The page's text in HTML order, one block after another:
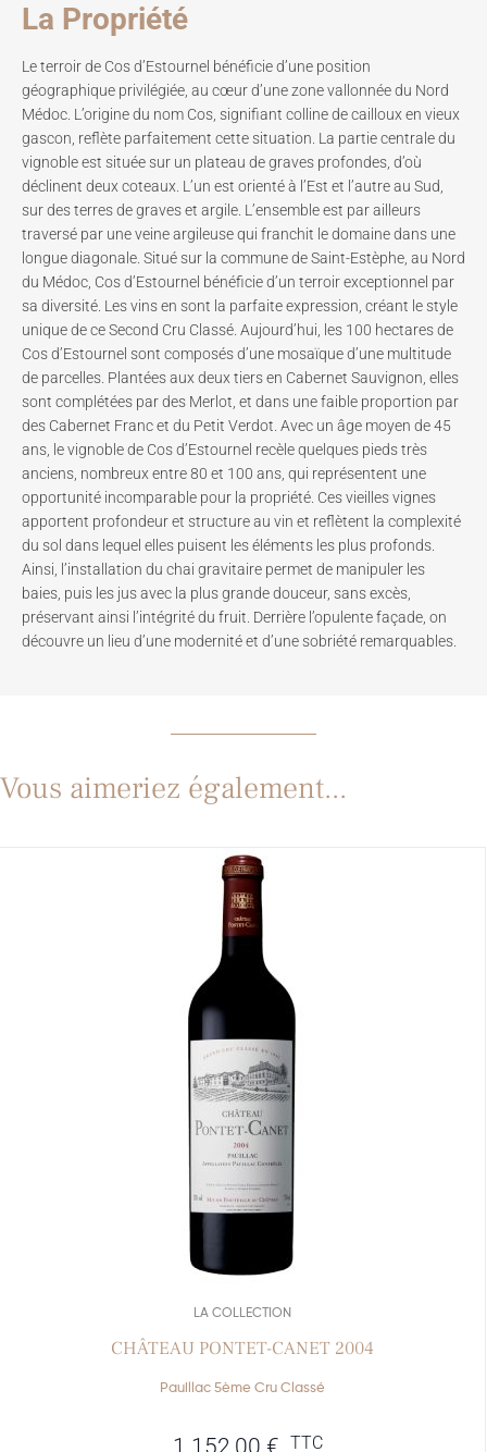
La Propriété
Le terroir de Cos d’Estournel bénéficie d’une position
géographique privilégiée, au cœur d’une zone vallonnée du Nord
Médoc. L’origine du nom Cos, signifiant colline de cailloux en vieux
gascon, reflète parfaitement cette situation. La partie centrale du
vignoble est située sur un plateau de graves profondes, d’où
déclinent deux coteaux. L’un est orienté à l’Est et l’autre au Sud,
sur des terres de graves et argile. L’ensemble est par ailleurs
traversé par une veine argileuse qui franchit le domaine dans une
longue diagonale. Situé sur la commune de Saint-Estèphe, au Nord
du Médoc, Cos d’Estournel bénéficie d’un terroir exceptionnel par
sa diversité. Les vins en sont la parfaite expression, créant le style
unique de ce Second Cru Classé. Aujourd’hui, les 100 hectares de
Cos d’Estournel sont composés d’une mosaïque d’une multitude
de parcelles. Plantées aux deux tiers en Cabernet Sauvignon, elles
sont complétées par des Merlot, et dans une faible proportion par
des Cabernet Franc et du Petit Verdot. Avec un âge moyen de 45
ans, le vignoble de Cos d’Estournel recèle quelques pieds très
anciens, nombreux entre 80 et 100 ans, qui représentent une
opportunité incomparable pour la propriété. Ces vieilles vignes
apportent profondeur et structure au vin et reflètent la complexité
du sol dans lequel elles puisent les éléments les plus profonds.
Ainsi, l’installation du chai gravitaire permet de manipuler les
baies, puis les jus avec la plus grande douceur, sans excès,
préservant ainsi l’intégrité du fruit. Derrière l’opulente façade, on
découvre un lieu d’une modernité et d’une sobriété remarquables.
Vous aimeriez également...
LA COLLECTION
CHÂTEAU PONTET-CANET 2004
Pauillac 5ème Cru Classé
TTC